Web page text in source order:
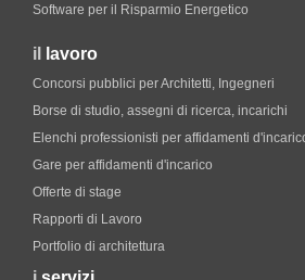
Software per il Risparmio Energetico
il lavoro
Concorsi pubblici per Architetti, Ingegneri
Borse di studio, assegni di ricerca, incarichi
Elenchi professionisti per affidamenti
Gare per affidamenti d'incarico
Offerte di stage
Rapporti di Lavoro
Portfolio di architettura